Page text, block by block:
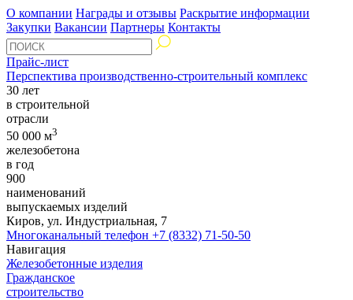
О компании Награды и отзывы Раскрытие информации
Закупки Вакансии Партнеры Контакты
Прайс-лист
Перспектива производственно-строительный комплекс
30 лет
в строительной
отрасли
50 000 м3
железобетона
в год
900
наименований
выпускаемых изделий
Киров, ул. Индустриальная, 7
Многоканальный телефон +7 (8332) 71-50-50
Навигация
Железобетонные изделия
Гражданское
строительство